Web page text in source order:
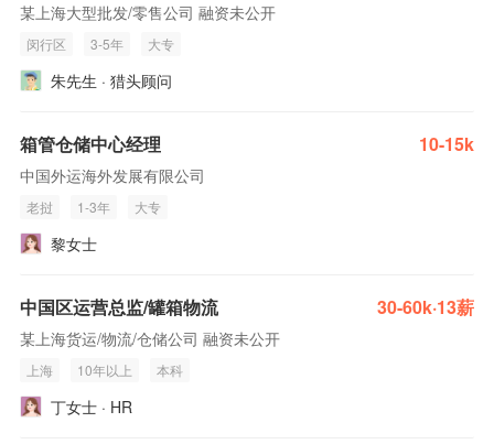
某上海大型批发/零售公司 融资未公开
闵行区 3-5年 大专
朱先生 · 猎头顾问
箱管仓储中心经理 10-15k
中国外运海外发展有限公司
老挝 1-3年 大专
黎女士
中国区运营总监/罐箱物流 30-60k·13薪
某上海货运/物流/仓储公司 融资未公开
上海 10年以上 本科
丁女士 · HR